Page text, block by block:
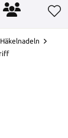
Häkelnadeln